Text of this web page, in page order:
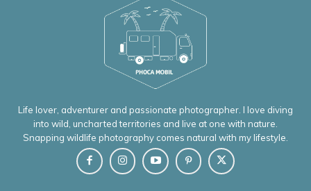
Life lover, adventurer and passionate photographer. I love diving
into wild, uncharted territories and live at one with nature.
Snapping wildlife photography comes natural with my lifestyle.